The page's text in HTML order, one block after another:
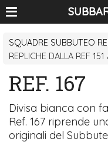
SQUADRE SUBBUTEO
REPLICHE DALLA REF
REF. 167
Divisa bianca con
Ref. 167 riprende
originali del